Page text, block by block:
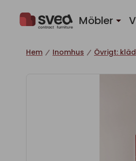
Möbler
Hem Inomhus Övrigt: